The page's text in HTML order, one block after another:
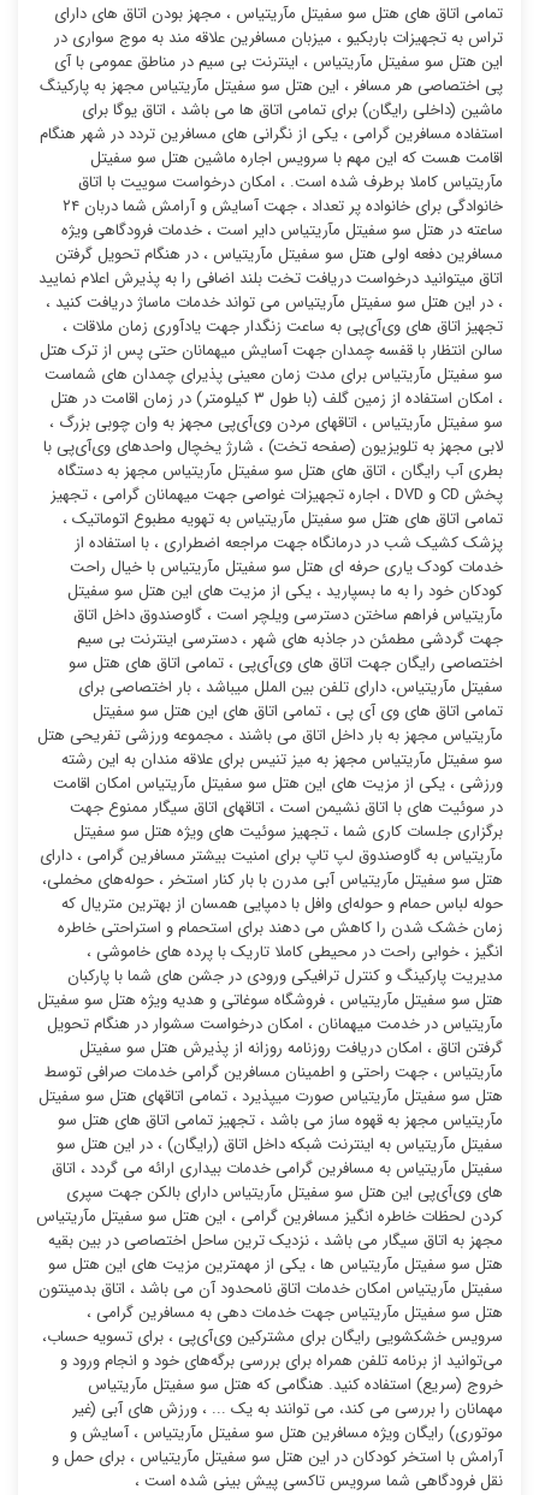
تمامی اتاق های هتل سو سفیتل مآریتیاس ، مجهز بودن اتاق های دارای
تراس به تجهیزات باربکیو ، میزبان مسافرین علاقه مند به موج سواری در
این هتل سو سفیتل مآریتیاس ، اینترنت بی سیم در مناطق عمومی با آی
پی اختصاصی هر مسافر ، این هتل سو سفیتل مآریتیاس مجهز به پارکینگ
ماشین (داخلی رایگان) برای تمامی اتاق ها می باشد ، اتاق یوگا برای
استفاده مسافرین گرامی ، یکی از نگرانی های مسافرین تردد در شهر هنگام
اقامت هست که این مهم با سرویس اجاره ماشین هتل سو سفیتل
مآریتیاس کاملا برطرف شده است. ، امکان درخواست سوییت با اتاق
خانوادگی برای خانواده پر تعداد ، جهت آسایش و آرامش شما دربان ۲۴
ساعته در هتل سو سفیتل مآریتیاس دایر است ، خدمات فرودگاهی ویژه
مسافرین دفعه اولی هتل سو سفیتل مآریتیاس ، در هنگام تحویل گرفتن
اتاق میتوانید درخواست دریافت تخت بلند اضافی را به پذیرش اعلام نمایید
، در این هتل سو سفیتل مآریتیاس می تواند خدمات ماساژ دریافت کنید ،
تجهیز اتاق های وی‌آی‌پی به ساعت زنگدار جهت یادآوری زمان ملاقات ،
سالن انتظار با قفسه چمدان جهت آسایش میهمانان حتی پس از ترک هتل
سو سفیتل مآریتیاس برای مدت زمان معینی پذیرای چمدان های شماست
، امکان استفاده از زمین گلف (با طول ۳ کیلومتر) در زمان اقامت در هتل
سو سفیتل مآریتیاس ، اتاقهای مردن وی‌آی‌پی مجهز به وان چوبی بزرگ ،
لابی مجهز به تلویزیون (صفحه تخت) ، شارژ یخچال واحدهای وی‌آی‌پی با
بطری آب رایگان ، اتاق های هتل سو سفیتل مآریتیاس مجهز به دستگاه
پخش CD و DVD ، اجاره تجهیزات غواصی جهت میهمانان گرامی ، تجهیز
تمامی اتاق های هتل سو سفیتل مآریتیاس به تهویه مطبوع اتوماتیک ،
پزشک کشیک شب در درمانگاه جهت مراجعه اضطراری ، با استفاده از
خدمات کودک یاری حرفه ای هتل سو سفیتل مآریتیاس با خیال راحت
کودکان خود را به ما بسپارید ، یکی از مزیت های این هتل سو سفیتل
مآریتیاس فراهم ساختن دسترسی ویلچر است ، گاوصندوق داخل اتاق
جهت گردشی مطمئن در جاذبه های شهر ، دسترسی اینترنت بی سیم
اختصاصی رایگان جهت اتاق های وی‌آی‌پی ، تمامی اتاق های هتل سو
سفیتل مآریتیاس، دارای تلفن بین الملل میباشد ، بار اختصاصی برای
تمامی اتاق های وی آی پی ، تمامی اتاق های این هتل سو سفیتل
مآریتیاس مجهز به بار داخل اتاق می باشند ، مجموعه ورزشی تفریحی هتل
سو سفیتل مآریتیاس مجهز به میز تنیس برای علاقه مندان به این رشته
ورزشی ، یکی از مزیت های این هتل سو سفیتل مآریتیاس امکان اقامت
در سوئیت ‌های با اتاق نشیمن است ، اتاقهای اتاق سیگار ممنوع جهت
برگزاری جلسات کاری شما ، تجهیز سوئیت ‌های ویژه هتل سو سفیتل
مآریتیاس به گاوصندوق لپ تاپ برای امنیت بیشتر مسافرین گرامی ، دارای
هتل سو سفیتل مآریتیاس آبی مدرن با بار کنار استخر ، حوله‌های مخملی،
حوله لباس حمام و حوله‌ای وافل با دمپایی همسان از بهترین متریال که
زمان خشک شدن را کاهش می دهند برای استحمام و استراحتی خاطره
انگیز ، خوابی راحت در محیطی کاملا تاریک با پرده های خاموشی ،
مدیریت پارکینگ و کنترل ترافیکی ورودی در جشن های شما با پارکبان
هتل سو سفیتل مآریتیاس ، فروشگاه سوغاتی و هدیه ویژه هتل سو سفیتل
مآریتیاس در خدمت میهمانان ، امکان درخواست سشوار در هنگام تحویل
گرفتن اتاق ، امکان دریافت روزنامه روزانه از پذیرش هتل سو سفیتل
مآریتیاس ، جهت راحتی و اطمینان مسافرین گرامی خدمات صرافی توسط
هتل سو سفیتل مآریتیاس صورت میپذیرد ، تمامی اتاقهای هتل سو سفیتل
مآریتیاس مجهز به قهوه ساز می باشد ، تجهیز تمامی اتاق های هتل سو
سفیتل مآریتیاس به اینترنت شبکه داخل اتاق (رایگان) ، در این هتل سو
سفیتل مآریتیاس به مسافرین گرامی خدمات بیداری ارائه می گردد ، اتاق
های وی‌آی‌پی این هتل سو سفیتل مآریتیاس دارای بالکن جهت سپری
کردن لحظات خاطره انگیز مسافرین گرامی ، این هتل سو سفیتل مآریتیاس
مجهز به اتاق سیگار می باشد ، نزدیک ترین ساحل اختصاصی در بین بقیه
هتل سو سفیتل مآریتیاس ها ، یکی از مهمترین مزیت های این هتل سو
سفیتل مآریتیاس امکان خدمات اتاق نامحدود آن می باشد ، اتاق بدمینتون
هتل سو سفیتل مآریتیاس جهت خدمات دهی به مسافرین گرامی ،
سرویس خشکشویی رایگان برای مشترکین وی‌آی‌پی ، برای تسویه حساب،
می‌توانید از برنامه تلفن همراه برای بررسی برگه‌های خود و انجام ورود و
خروج (سریع) استفاده کنید. هنگامی که هتل سو سفیتل مآریتیاس
مهمانان را بررسی می کند، می توانند به یک ... ، ورزش های آبی (غیر
موتوری) رایگان ویژه مسافرین هتل سو سفیتل مآریتیاس ، آسایش و
آرامش با استخر کودکان در این هتل سو سفیتل مآریتیاس ، برای حمل و
نقل فرودگاهی شما سرویس تاکسی پیش بینی شده است ،